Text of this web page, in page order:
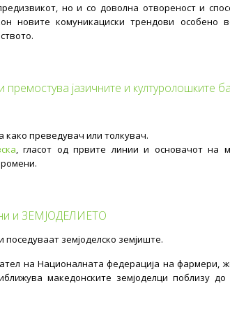
но и со доволна отвореност и
новите комуникациски трендови особено
јазичните и културолошките
како преведувач или толкувач.
, гласот од првите линии и основачот на
и ЗЕМЈОДЕЛИЕТО
земјоделско земјиште.
на Националната федерација на фармери,
македонските земјоделци поблизу до